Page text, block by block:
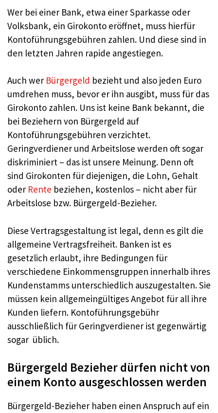
Wer bei einer Bank, etwa einer Sparkasse oder
Volksbank, ein Girokonto eröffnet, muss hierfür
Kontoführungsgebühren zahlen. Und diese sind in
den letzten Jahren rapide angestiegen.
Auch wer Bürgergeld bezieht und also jeden Euro
umdrehen muss, bevor er ihn ausgibt, muss für das
Girokonto zahlen. Uns ist keine Bank bekannt, die
bei Beziehern von Bürgergeld auf
Kontoführungsgebühren verzichtet.
Geringverdiener und Arbeitslose werden oft sogar
diskriminiert – das ist unsere Meinung. Denn oft
sind Girokonten für diejenigen, die Lohn, Gehalt
oder Rente beziehen, kostenlos – nicht aber für
Arbeitslose bzw. Bürgergeld-Bezieher.
Diese Vertragsgestaltung ist legal, denn es gilt die
allgemeine Vertragsfreiheit. Banken ist es
gesetzlich erlaubt, ihre Bedingungen für
verschiedene Einkommensgruppen innerhalb ihres
Kundenstamms unterschiedlich auszugestalten. Sie
müssen kein allgemeingültiges Angebot für all ihre
Kunden liefern. Kontoführungsgebühr
ausschließlich für Geringverdiener ist gegenwärtig
sogar üblich.
Bürgergeld Bezieher dürfen nicht von
einem Konto ausgeschlossen werden
Bürgergeld-Bezieher haben einen Anspruch auf ein